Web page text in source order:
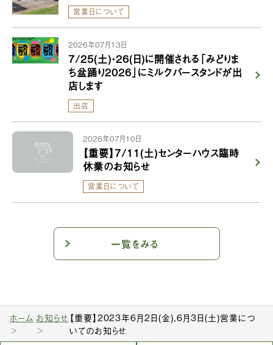
営業日について
2026年07月13日
7/25(土)・26(日)に開催される「みどりま
ち盆踊り2026」にミルクバースタンドが出
店します
出店
2026年07月10日
【重要】7/11(土)センターハウス臨時
休業のお知らせ
営業日について
一覧をみる
ホーム お知らせ 【重要】2023年6月2日(金),6月3日(土)営業につ
いてのお知らせ